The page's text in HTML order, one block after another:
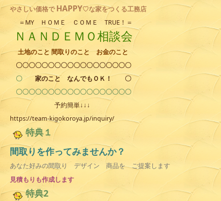
やさしい価格でHAPPY♡な家をつくる工務店
＝MY ＨＯＭＥ ＣＯＭＥ TRUE！＝
ＮＡＮＤＥＭＯ相談会
土地のこと 間取りのこと お金のこと
〇〇〇〇〇〇〇〇〇〇〇〇〇〇〇〇〇〇
〇 家のこと なんでもＯＫ！
〇
〇〇〇〇〇〇〇〇〇〇〇〇〇〇〇〇〇〇
予約簡単↓↓↓
https://team-kigokoroya.jp/inquiry/
特典１
間取りを作ってみませんか？
あなた好みの間取り デザイン 商品を ご提案します
見積もりも作成します
特典2